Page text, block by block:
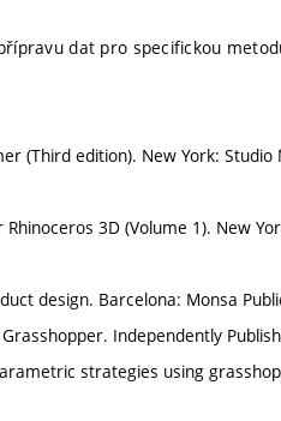
dat pro specifickou
(Third edition). New York: Studio
3D (Volume 1). New
design. Barcelona: Monsa
Independently
strategies using